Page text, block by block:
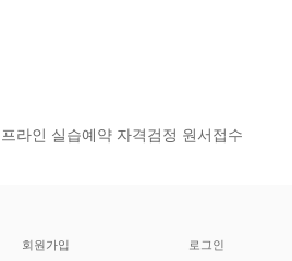
라인 실습예약 자격검정 원서접수
회원가입 로그인